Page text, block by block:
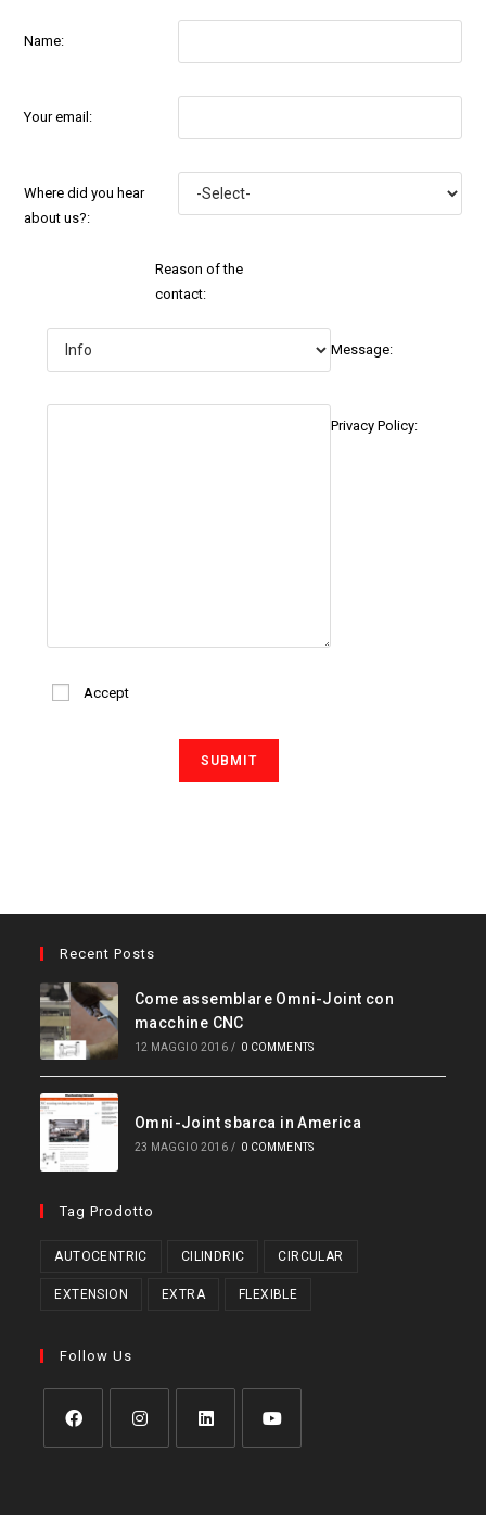
Name:
Your email:
Where did you hear
about us?:
Reason of the
contact:
Message:
Privacy Policy:
Accept
Recent Posts
Come assemblare Omni-Joint con
macchine CNC
12 MAGGIO 2016 / 0 COMMENTS
Omni-Joint sbarca in America
23 MAGGIO 2016 / 0 COMMENTS
Tag Prodotto
AUTOCENTRIC CILINDRIC CIRCULAR
EXTENSION EXTRA FLEXIBLE
Follow Us